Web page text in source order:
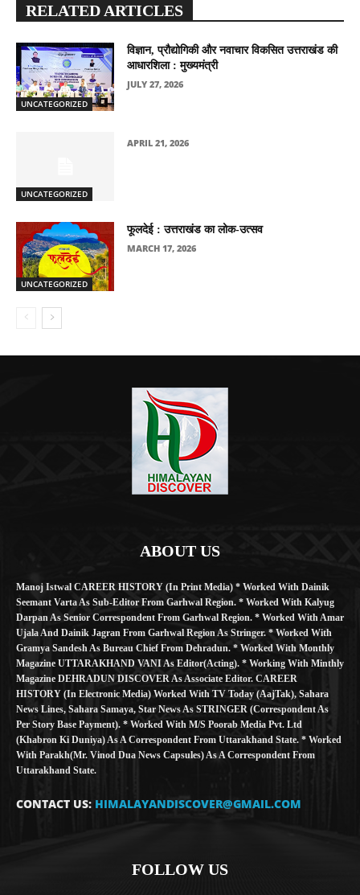
RELATED ARTICLES
UNCATEGORIZED
विज्ञान, प्रौद्योगिकी और नवाचार विकसित उत्तराखंड की
आधारशिला : मुख्यमंत्री
JULY 27, 2026
UNCATEGORIZED
APRIL 21, 2026
UNCATEGORIZED
फूलदेई : उत्तराखंड का लोक-उत्सव
MARCH 17, 2026
ABOUT US
Manoj Istwal CAREER HISTORY (in Print Media) * Worked With Dainik
Seemant Varta As Sub-Editor From Garhwal Region. * Worked With Kalyug
Darpan As Senior Correspondent From Garhwal Region. * Worked With Amar
Ujala And Dainik Jagran From Garhwal Region As Stringer. * Worked With
Gramya Sandesh As Bureau Chief From Dehradun. * Worked With Monthly
Magazine UTTARAKHAND VANI As Editor(Acting). * Working With Minthly
Magazine DEHRADUN DISCOVER As Associate Editor. CAREER
HISTORY (in Electronic Media) Worked With TV Today (AajTak), Sahara
News Lines, Sahara Samaya, Star News As STRINGER (Correspondent As
Per Story Base Payment). * Worked With M/S Poorab Media Pvt. Ltd
(Khabron Ki Duniya) As A Correspondent From Uttarakhand State. * Worked
With Parakh(Mr. Vinod Dua News Capsules) As A Correspondent From
Uttarakhand State.
CONTACT US: HIMALAYANDISCOVER@GMAIL.COM
FOLLOW US